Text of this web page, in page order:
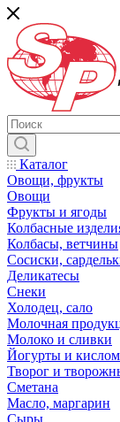
Каталог
Овощи, фрукты
Овощи
Фрукты и ягоды
Колбасные
Колбасы, ветчины
Сосиски,
Деликатесы
Снеки
Холодец, сало
Молочная
Молоко и сливки
Йогурты и
Творог и
Сметана
Масло, маргарин
Сыры